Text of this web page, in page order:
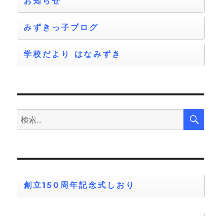
ペ
ー
ジ
り
みずきっ子ブログ
学校だより はなみずき
検
索:
検
創立150周年記念式しおり